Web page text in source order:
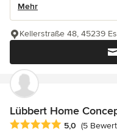
Mehr
Kellerstraße 48, 45239
Lübbert Home
Durchschnittliche
5,0 (5